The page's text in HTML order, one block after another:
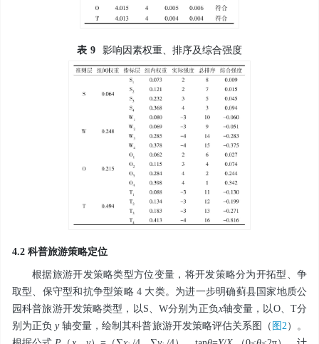
表 9 影响因素权重、排序及综合强度
4.2 科普旅游策略定位
根据旅游开发策略类型方位变量，将开发策略分为开拓型、争
取型、保守型和抗争型策略 4 大类。为进一步明确蓟县国家地质公
园科普旅游开发策略类型，以S、W分别为正负x轴变量，以O、T分
别为正负y轴变量，绘制其科普旅游开发策略评估关系图（ 图2）。